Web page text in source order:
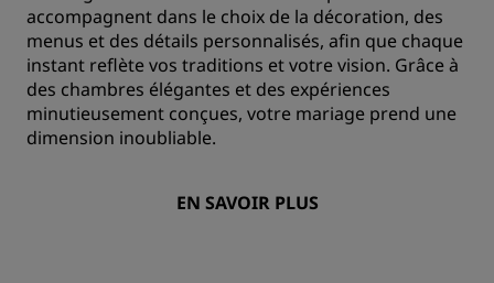
accompagnent dans le choix de la décoration, des
menus et des détails personnalisés, afin que chaque
instant reflète vos traditions et votre vision. Grâce à
des chambres élégantes et des expériences
minutieusement conçues, votre mariage prend une
dimension inoubliable.
EN SAVOIR PLUS